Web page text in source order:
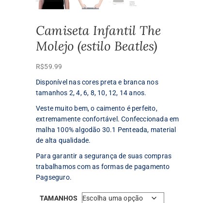
Camiseta Infantil The
Molejo (estilo Beatles)
R$59.99
Disponível nas cores preta e branca nos
tamanhos 2, 4, 6, 8, 10, 12, 14 anos.
Veste muito bem, o caimento é perfeito,
extremamente confortável. Confeccionada em
malha 100% algodão 30.1 Penteada, material
de alta qualidade.
Para garantir a segurança de suas compras
trabalhamos com as formas de pagamento
Pagseguro.
TAMANHOS